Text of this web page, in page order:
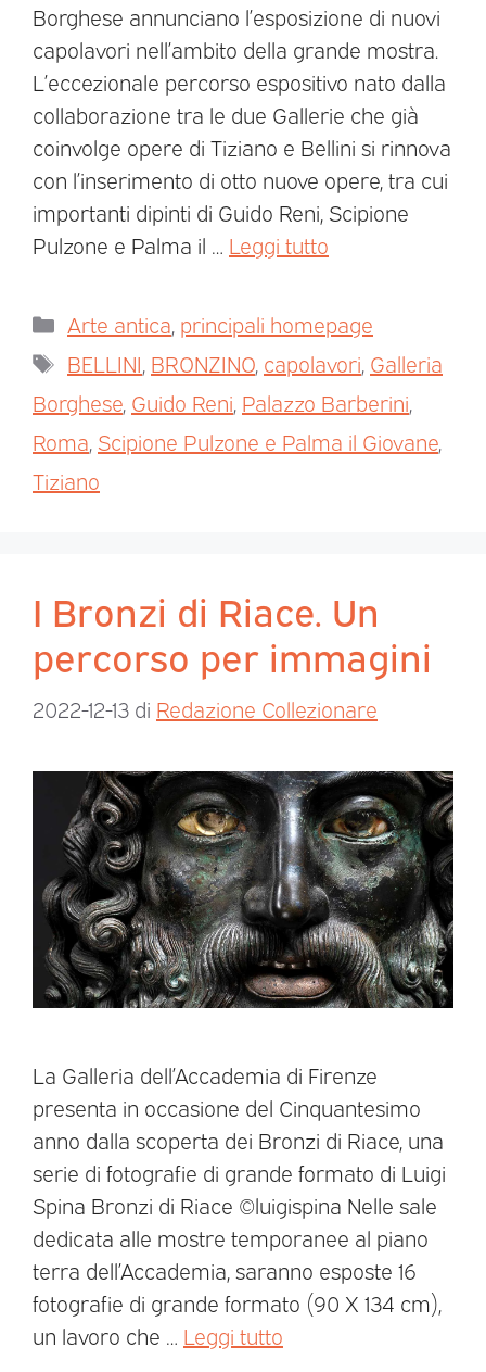
Borghese annunciano l’esposizione di nuovi
capolavori nell’ambito della grande mostra.
L’eccezionale percorso espositivo nato dalla
collaborazione tra le due Gallerie che già
coinvolge opere di Tiziano e Bellini si rinnova
con l’inserimento di otto nuove opere, tra cui
importanti dipinti di Guido Reni, Scipione
Pulzone e Palma il … Leggi tutto
Arte antica principali homepage
BELLINI BRONZINO capolavori Galleria
Borghese Guido Reni Palazzo Barberini
Roma Scipione Pulzone e Palma il Giovane
Tiziano
I Bronzi di Riace. Un
percorso per immagini
2022-12-13 di Redazione Collezionare
La Galleria dell’Accademia di Firenze
presenta in occasione del Cinquantesimo
anno dalla scoperta dei Bronzi di Riace, una
serie di fotografie di grande formato di Luigi
Spina Bronzi di Riace ©luigispina Nelle sale
dedicata alle mostre temporanee al piano
terra dell’Accademia, saranno esposte 16
fotografie di grande formato (90 X 134 cm),
un lavoro che … Leggi tutto